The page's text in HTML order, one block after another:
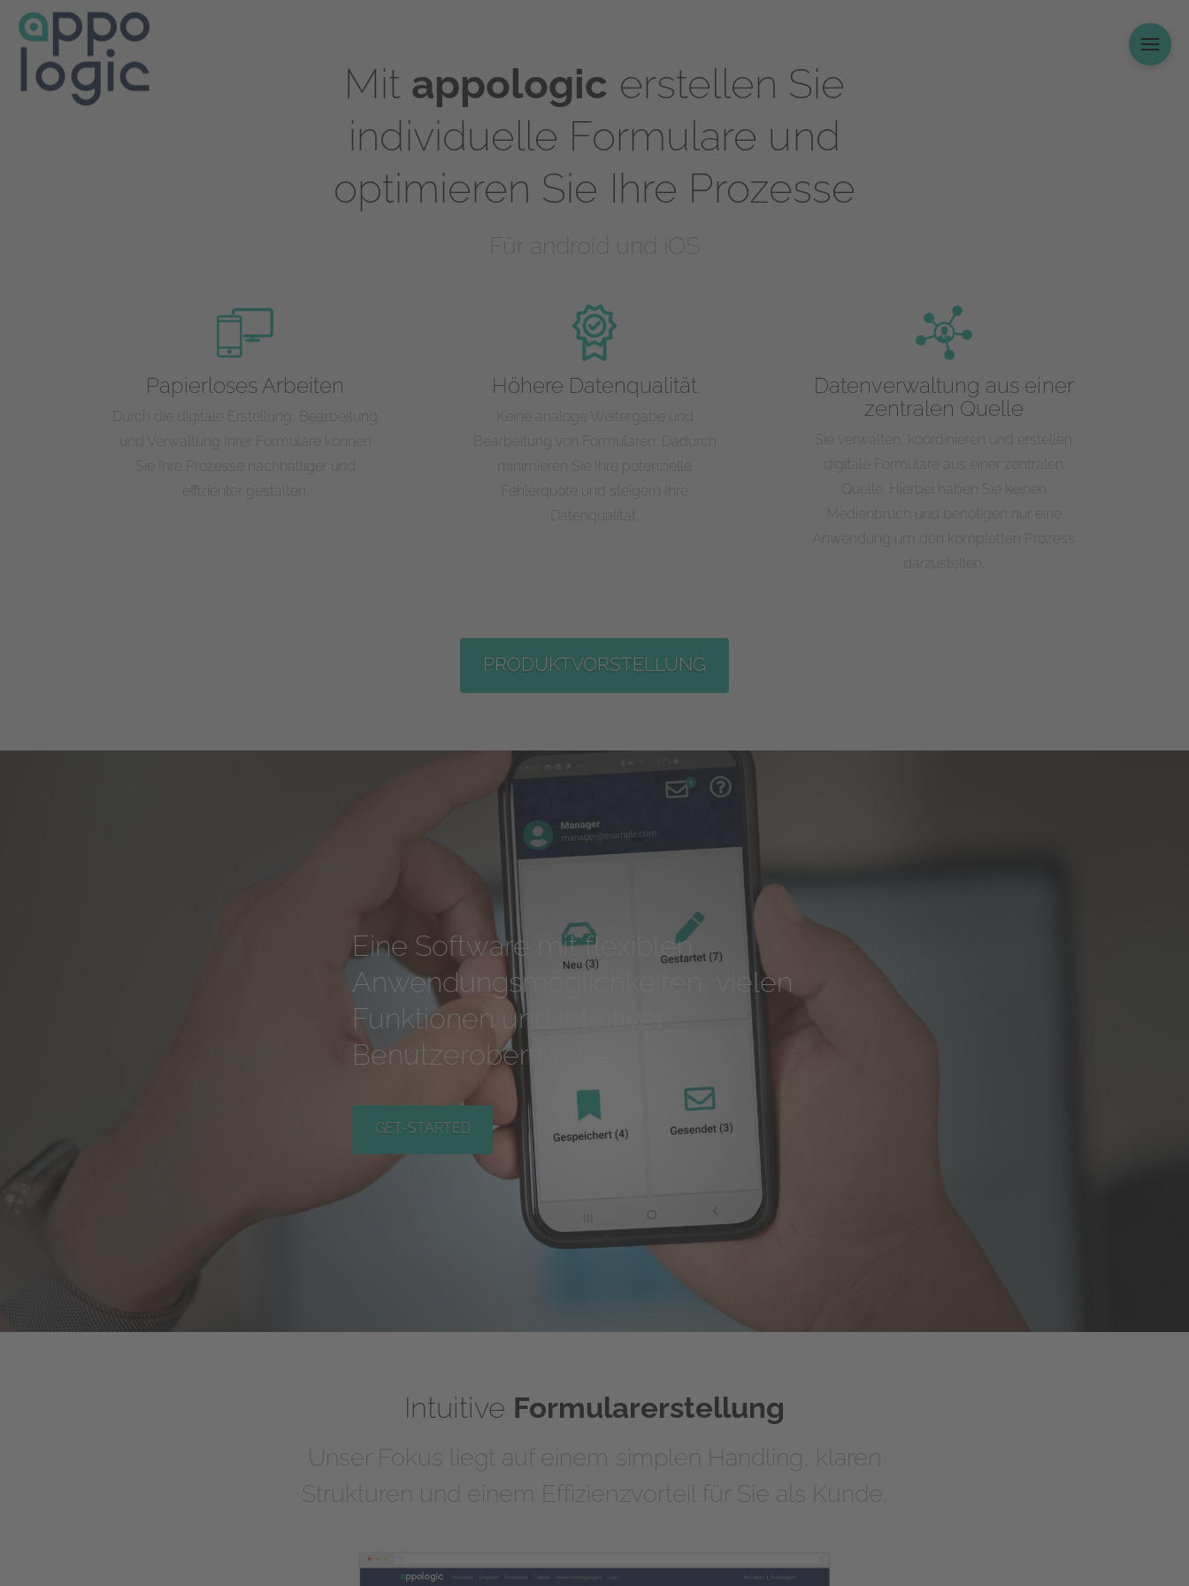
Mit appologic erstellen Sie
individuelle Formulare und
optimieren Sie Ihre Prozesse
Für android und iOS
Papierloses Arbeiten
Durch die digitale Erstellung, Bearbeitung
und Verwaltung Ihrer Formulare können
Sie Ihre Prozesse nachhaltiger und
effizienter gestalten.
Höhere Datenqualität
Keine analoge Weitergabe und
Bearbeitung von Formularen. Dadurch
minimieren Sie Ihre potenzielle
Fehlerquote und steigern Ihre
Datenqualität.
Datenverwaltung aus einer
zentralen Quelle
Sie verwalten, koordinieren und erstellen
digitale Formulare aus einer zentralen
Quelle. Hierbei haben Sie keinen
Medienbruch und benötigen nur eine
Anwendung um den kompletten Prozess
darzustellen.
PRODUKTVORSTELLUNG
Eine Software mit flexiblen
Anwendungsmöglichkeiten, vielen
Funktionen und intuitiver
Benutzeroberfläche
GET-STARTED
Intuitive Formularerstellung
Unser Fokus liegt auf einem simplen Handling, klaren
Strukturen und einem Effizienzvorteil für Sie als Kunde.